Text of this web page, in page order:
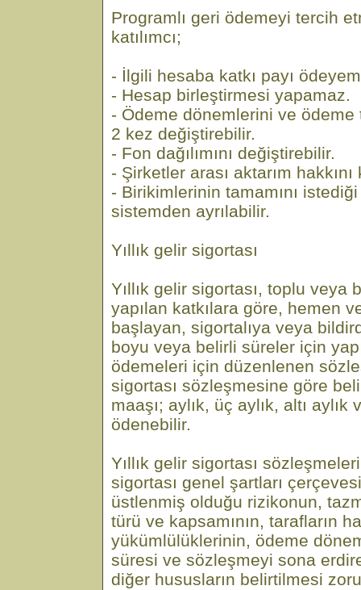
Programlı geri ödemeyi tercih
katılımcı;
- İlgili hesaba katkı payı
- Hesap birleştirmesi yapamaz.
- Ödeme dönemlerini ve ödeme
2 kez değiştirebilir.
- Fon dağılımını değiştirebilir.
- Şirketler arası aktarım
- Birikimlerinin tamamını
sistemden ayrılabilir.
Yıllık gelir sigortası
Yıllık gelir sigortası, toplu veya
yapılan katkılara göre, hemen
başlayan, sigortalıya veya
boyu veya belirli süreler için
ödemeleri için düzenlenen
sigortası sözleşmesine göre
maaşı; aylık, üç aylık, altı aylık
ödenebilir.
Yıllık gelir sigortası
sigortası genel şartları
üstlenmiş olduğu rizikonun,
türü ve kapsamının, tarafların
yükümlülüklerinin, ödeme
süresi ve sözleşmeyi sona
diğer hususların belirtilmesi